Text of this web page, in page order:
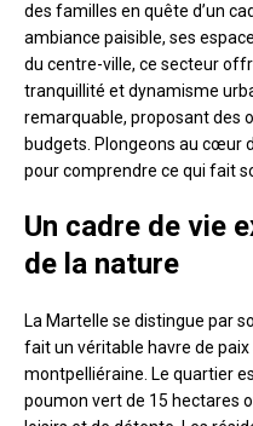
des familles en quête d’un
ambiance paisible, ses
du centre-ville, ce secteur
tranquillité et dynamisme
remarquable, proposant des
budgets. Plongeons au cœur
pour comprendre ce qui fait
Un cadre de vie
de la nature
La Martelle se distingue par
fait un véritable havre de
montpelliéraine. Le quartier
poumon vert de 15 hectares